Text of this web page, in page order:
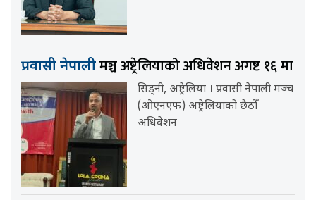
प्रवासी नेपालीमञ्च अष्ट्रेलियाको अधिवेशन अगष्ट १६ मा
सिड्नी, अष्ट्रेलिया । प्रवासी नेपाली मञ्च
(ओएनएफ) अष्ट्रेलियाको छैठौँ
अधिवेशन